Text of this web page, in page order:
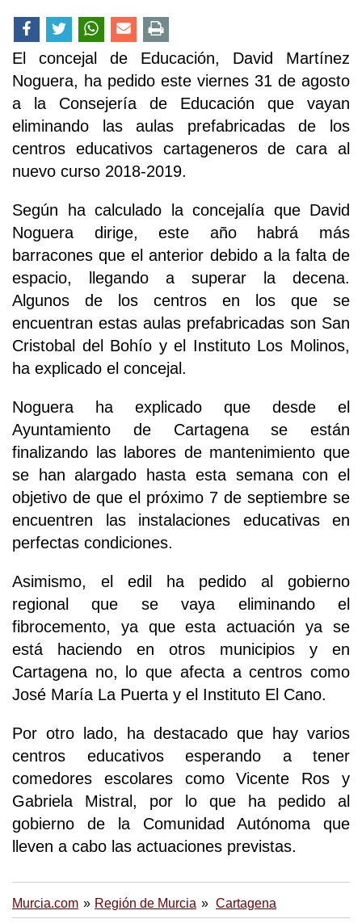
El concejal de Educación, David Martínez
Noguera, ha pedido este viernes 31 de agosto
a la Consejería de Educación que vayan
eliminando las aulas prefabricadas de los
centros educativos cartageneros de cara al
nuevo curso 2018-2019.
Según ha calculado la concejalía que David
Noguera dirige, este año habrá más
barracones que el anterior debido a la falta de
espacio, llegando a superar la decena.
Algunos de los centros en los que se
encuentran estas aulas prefabricadas son San
Cristobal del Bohío y el Instituto Los Molinos,
ha explicado el concejal.
Noguera ha explicado que desde el
Ayuntamiento de Cartagena se están
finalizando las labores de mantenimiento que
se han alargado hasta esta semana con el
objetivo de que el próximo 7 de septiembre se
encuentren las instalaciones educativas en
perfectas condiciones.
Asimismo, el edil ha pedido al gobierno
regional que se vaya eliminando el
fibrocemento, ya que esta actuación ya se
está haciendo en otros municipios y en
Cartagena no, lo que afecta a centros como
José María La Puerta y el Instituto El Cano.
Por otro lado, ha destacado que hay varios
centros educativos esperando a tener
comedores escolares como Vicente Ros y
Gabriela Mistral, por lo que ha pedido al
gobierno de la Comunidad Autónoma que
lleven a cabo las actuaciones previstas.
Murcia.com Región de Murcia Cartagena